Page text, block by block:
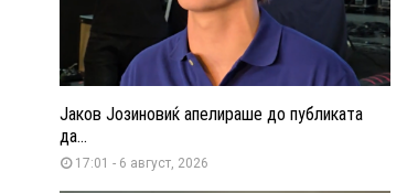
Јаков Јозиновиќ апелираше до публиката
да...
17:01 - 6 август, 2026